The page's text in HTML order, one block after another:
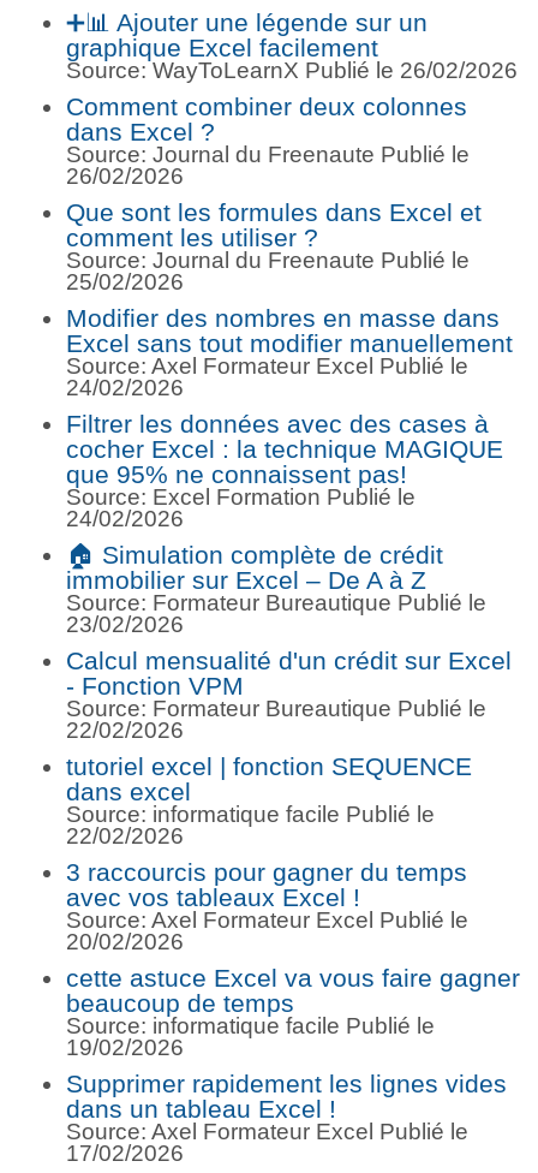
➕📊 Ajouter une légende sur un
graphique Excel facilement
Source: WayToLearnX Publié le 26/02/2026
Comment combiner deux colonnes
dans Excel ?
Source: Journal du Freenaute Publié le
26/02/2026
Que sont les formules dans Excel et
comment les utiliser ?
Source: Journal du Freenaute Publié le
25/02/2026
Modifier des nombres en masse dans
Excel sans tout modifier manuellement
Source: Axel Formateur Excel Publié le
24/02/2026
Filtrer les données avec des cases à
cocher Excel : la technique MAGIQUE
que 95% ne connaissent pas!
Source: Excel Formation Publié le
24/02/2026
🏠 Simulation complète de crédit
immobilier sur Excel – De A à Z
Source: Formateur Bureautique Publié le
23/02/2026
Calcul mensualité d'un crédit sur Excel
- Fonction VPM
Source: Formateur Bureautique Publié le
22/02/2026
tutoriel excel | fonction SEQUENCE
dans excel
Source: informatique facile Publié le
22/02/2026
3 raccourcis pour gagner du temps
avec vos tableaux Excel !
Source: Axel Formateur Excel Publié le
20/02/2026
cette astuce Excel va vous faire gagner
beaucoup de temps
Source: informatique facile Publié le
19/02/2026
Supprimer rapidement les lignes vides
dans un tableau Excel !
Source: Axel Formateur Excel Publié le
17/02/2026